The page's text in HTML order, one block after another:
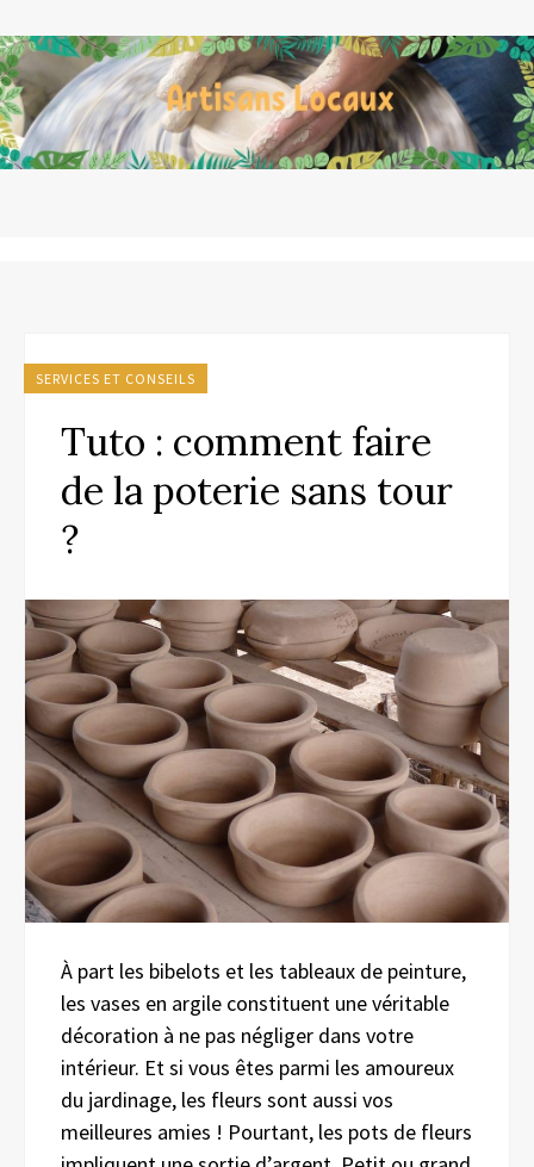
SERVICES ET CONSEILS
Tuto : comment faire
de la poterie sans tour
?
À part les bibelots et les tableaux de peinture,
les vases en argile constituent une véritable
décoration à ne pas négliger dans votre
intérieur. Et si vous êtes parmi les amoureux
du jardinage, les fleurs sont aussi vos
meilleures amies ! Pourtant, les pots de fleurs